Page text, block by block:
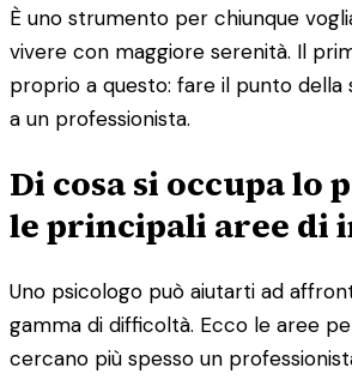
È uno strumento per chiunque
vivere con maggiore serenità. Il
proprio a questo: fare il punto della
a un professionista.
Di cosa si occupa lo
le principali aree di
Uno psicologo può aiutarti ad
gamma di difficoltà. Ecco le aree
cercano più spesso un